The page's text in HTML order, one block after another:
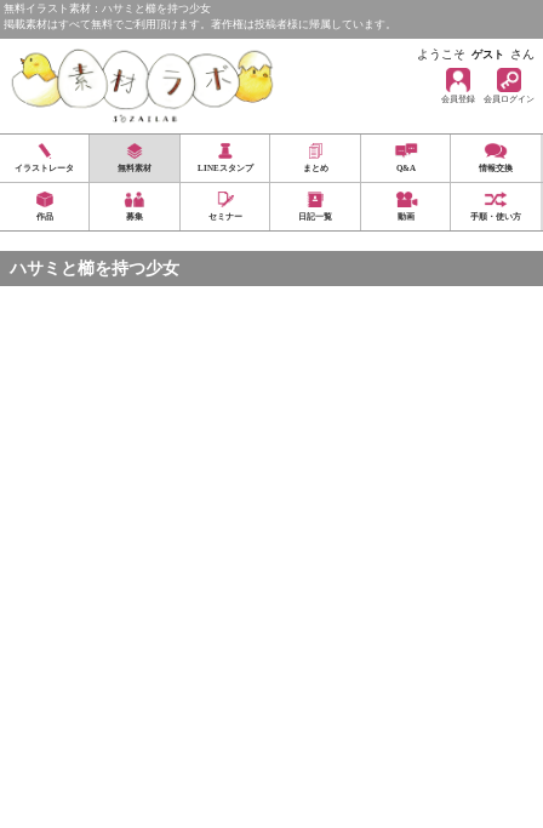
無料イラスト素材：ハサミと櫛を持つ少女
掲載素材はすべて無料でご利用頂けます。著作権は投稿者様に帰属しています。
ようこそ ゲスト さん
会員登録 会員ログイン
イラストレータ 無料素材 LINEスタンプ まとめ Q&A 情報交換
作品 募集 セミナー 日記一覧 動画 手順・使い方
ハサミと櫛を持つ少女